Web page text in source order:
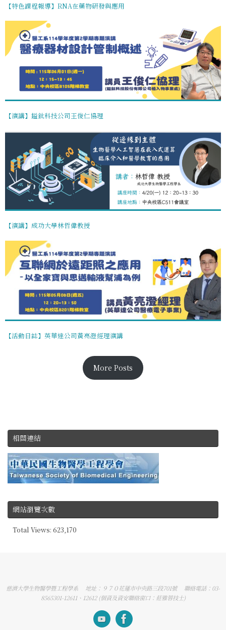
【特色課程報導】RNA在藥物研發與應用
【演講】鎰鈦科技公司王俊仁協理
【演講】成功大學林哲偉教授
【活動日誌】英華達公司黃亮澄經理演講
More Posts
相關連結
網站瀏覽次數
Total Views: 623,170
慈濟大學生物醫學暨工程學系 地址：９７０花蓮市中央路三段701號 聯絡電話：03-
8565301-12611、12612 (個資及資安聯絡窗口：莊雅蓉技士)